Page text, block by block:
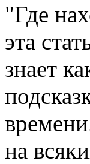
"Где
эта
знает
на